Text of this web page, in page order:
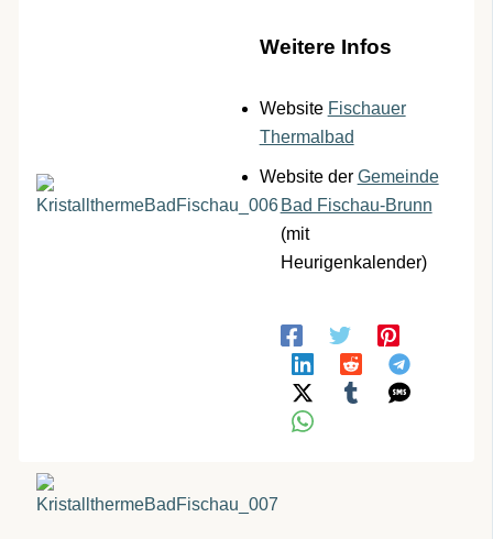
Weitere Infos
Website Fischauer
Thermalbad
Website der Gemeinde
Bad Fischau-Brunn
(mit
Heurigenkalender)